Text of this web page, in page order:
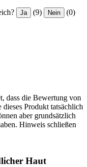
Ja (9) Nein (0)
dass die Bewertung von
Produkt tatsächlich
aber grundsätzlich
Hinweis schließen
Haut